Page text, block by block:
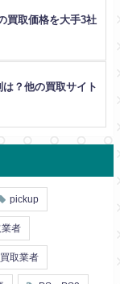
買取価格を大手3社
？他の買取サイト
pickup
業者
取業者